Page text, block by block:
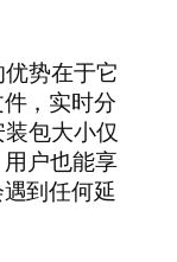
势在于它
，实时分
包大小仅
用户也能享
到任何延